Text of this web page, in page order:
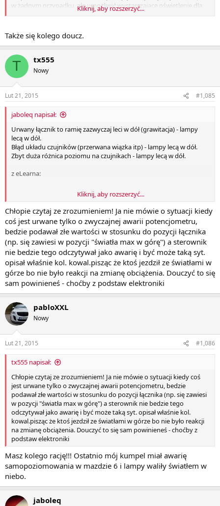
w żadnym przypadku, ale umożliwić wystarczające oświetlenie dla
kontynuowania jazdy bezpiecznie do najbliższej stacji obsługi ASO.
Kliknij, aby rozszerzyć...
Także się kolego doucz.
T tx555
Nowy
Lut 21, 2015 #1,085
jaboleq napisał:
Urwany łącznik to ramię zazwyczaj leci w dół (grawitacja) - lampy
lecą w dół.
Błąd układu czujników (przerwana wiązka itp) - lampy lecą w dół.
Zbyt duża różnica poziomu na czujnikach - lampy lecą w dół.
z eLearna:
Także się kolego doucz.
Kliknij, aby rozszerzyć...
Chłopie czytaj ze zrozumieniem! Ja nie mówie o sytuacji kiedy
coś jest urwane tylko o zwyczajnej awarii potencjometru,
bedzie podawał złe wartości w stosunku do pozycji łącznika
(np. się zawiesi w pozycji "światła max w górę") a sterownik
nie bedzie tego odczytywał jako awarię i być może taką syt.
opisał właśnie kol. kowal.pisząc że ktoś jezdził ze światłami w
górze bo nie było reakcji na zmianę obciążenia. Douczyć to się
sam powinieneś - choćby z podstaw elektroniki
pabloXXL
Nowy
Lut 21, 2015 #1,086
tx555 napisał:
Chłopie czytaj ze zrozumieniem! Ja nie mówie o sytuacji kiedy coś
jest urwane tylko o zwyczajnej awarii potencjometru, bedzie
podawał złe wartości w stosunku do pozycji łącznika (np. się zawiesi
w pozycji "światła max w górę") a sterownik nie bedzie tego
odczytywał jako awarię i być może taką syt. opisał właśnie kol.
kowal.pisząc że ktoś jezdził ze światłami w górze bo nie było reakcji
na zmianę obciążenia. Douczyć to się sam powinieneś - choćby z
podstaw elektroniki
Masz kolego rację!!! Ostatnio mój kumpel miał awarię
samopoziomowania w mazdzie 6 i lampy waliły światłem w
niebo.
jaboleq